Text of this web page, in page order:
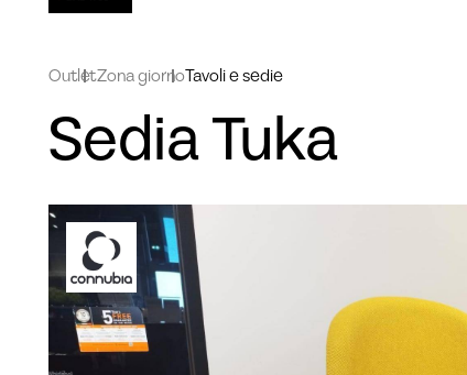
OutletZona giornoTavoli e sedie
Sedia Tuka